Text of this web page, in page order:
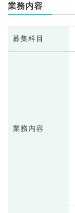
業務内容
募集科目
業務内容